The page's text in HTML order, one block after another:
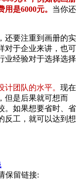
用是6000元。 当你还
要注重到画册的实
对于企业来讲，也可
业经验对于选择选择
计团队的水平。 现在
但是后果就可想而
。如果想要省时、省
反工，就可以达到想
保留链接: